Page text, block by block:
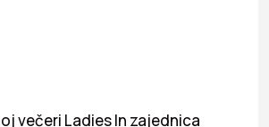
večeri Ladies In zajednica